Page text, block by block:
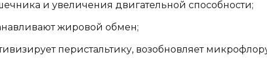
и увеличения двигательной способности;
жировой обмен;
перистальтику, возобновляет